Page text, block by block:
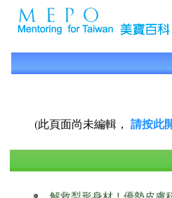
(此頁面尚未編輯， 請按此